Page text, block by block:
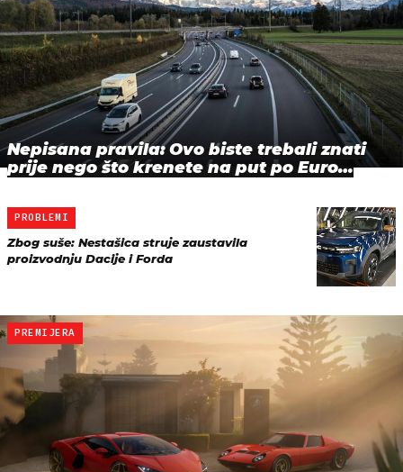
Nepisana pravila: Ovo biste trebali znati
prije nego što krenete na put po Euro…
PROBLEMI
Zbog suše: Nestašica struje zaustavila
proizvodnju Dacije i Forda
PREMIJERA